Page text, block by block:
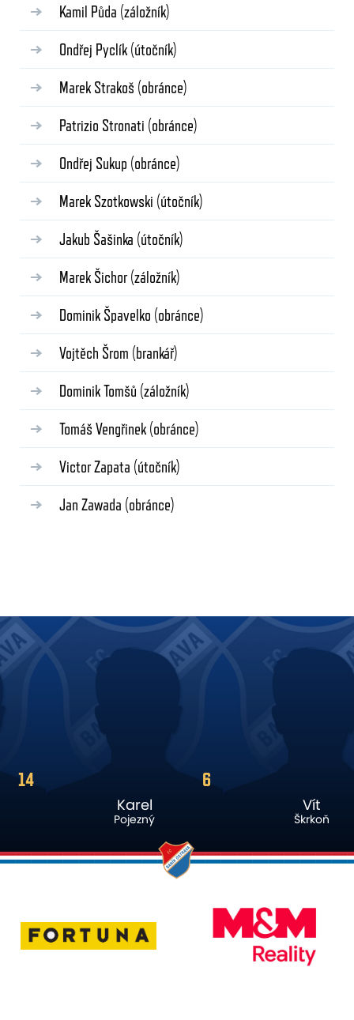
Kamil Půda (záložník)
Ondřej Pyclík (útočník)
Marek Strakoš (obránce)
Patrizio Stronati (obránce)
Ondřej Sukup (obránce)
Marek Szotkowski (útočník)
Jakub Šašinka (útočník)
Marek Šichor (záložník)
Dominik Špavelko (obránce)
Vojtěch Šrom (brankář)
Dominik Tomšů (záložník)
Tomáš Vengřinek (obránce)
Victor Zapata (útočník)
Jan Zawada (obránce)